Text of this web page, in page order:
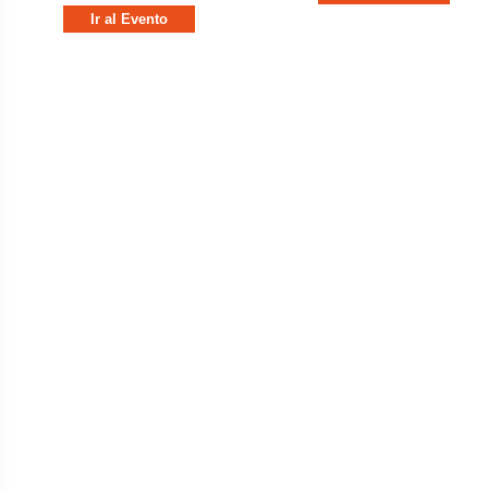
Ir al Evento